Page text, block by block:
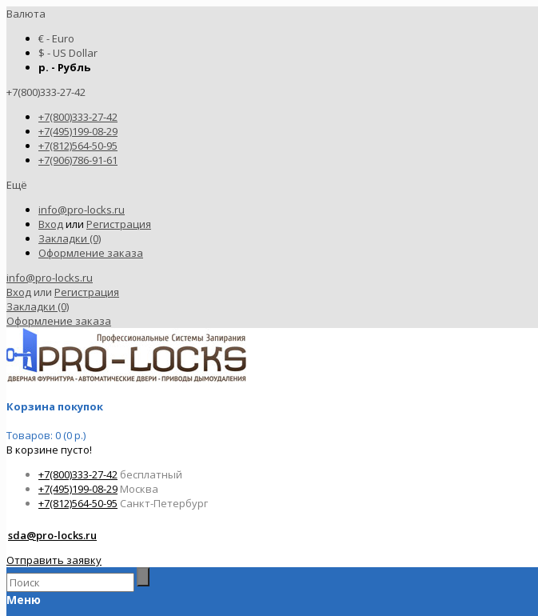
Валюта
€ - Euro
$ - US Dollar
р. - Рубль
+7(800)333-27-42
+7(800)333-27-42
+7(495)199-08-29
+7(812)564-50-95
+7(906)786-91-61
Ещё
info@pro-locks.ru
Входили Регистрация
Закладки (0)
Оформление заказа
info@pro-locks.ru
Вход или Регистрация
Закладки (0)
Оформление заказа
Корзина покупок
Товаров: 0 (0 р.)
В корзине пусто!
+7(800)333-27-42 бесплатный
+7(495)199-08-29 Москва
+7(812)564-50-95 Санкт-Петербург
sda@pro-locks.ru
Отправить заявку
Меню